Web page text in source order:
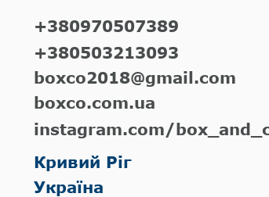
+380970507389
+380503213093
boxco2018@gmail.com
boxco.com.ua
instagram.com/
Кривий Ріг
Україна